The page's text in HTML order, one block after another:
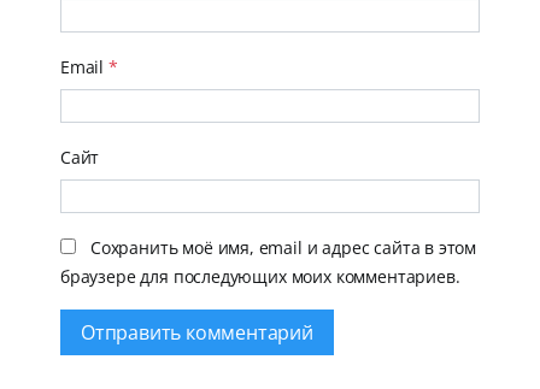
Email *
Сайт
Сохранить моё имя, email и адрес сайта в этом
браузере для последующих моих комментариев.